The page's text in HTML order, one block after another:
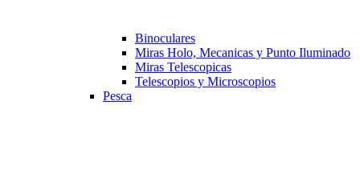
Binoculares
Miras Holo, Mecanicas y Punto Iluminado
Miras Telescopicas
Telescopios y Microscopios
Pesca